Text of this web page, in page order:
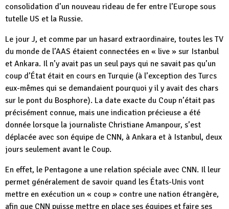
consolidation d’un nouveau rideau de fer entre l’Europe sous
tutelle US et la Russie.
Le jour J, et comme par un hasard extraordinaire, toutes les TV
du monde de l’AAS étaient connectées en « live » sur Istanbul
et Ankara. Il n’y avait pas un seul pays qui ne savait pas qu’un
coup d’État était en cours en Turquie (à l’exception des Turcs
eux-mêmes qui se demandaient pourquoi y il y avait des chars
sur le pont du Bosphore). La date exacte du Coup n’était pas
précisément connue, mais une indication précieuse a été
donnée lorsque la journaliste Christiane Amanpour, s’est
déplacée avec son équipe de CNN, à Ankara et à Istanbul, deux
jours seulement avant le Coup.
En effet, le Pentagone a une relation spéciale avec CNN. Il leur
permet généralement de savoir quand les États-Unis vont
mettre en exécution un « coup » contre une nation étrangère,
afin que CNN puisse mettre en place ses équipes et faire ses